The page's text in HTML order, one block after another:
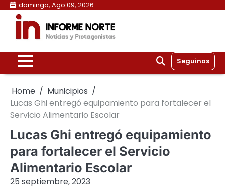
Skip
content
domingo, Ago 09, 2026
Seguinos
Home
Municipios
Lucas Ghi entregó equipamiento para fortalecer el
Servicio Alimentario Escolar
Lucas Ghi entregó equipamiento
para fortalecer el Servicio
Alimentario Escolar
25 septiembre, 2023